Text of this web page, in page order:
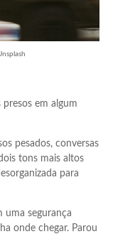
presos em algum
pesados, conversas
tons mais altos
para
uma segurança
onde chegar. Parou